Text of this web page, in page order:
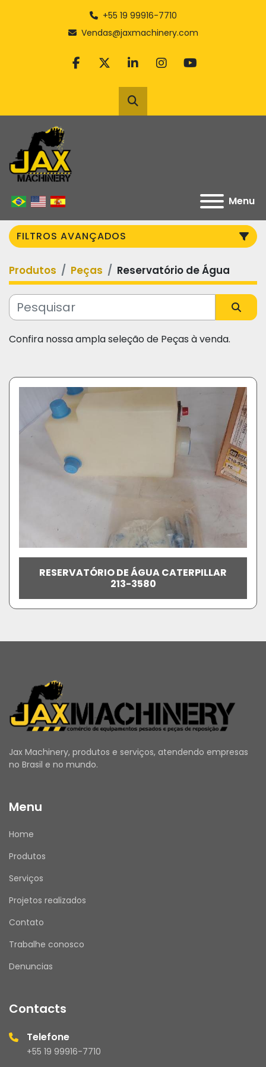
+55 19 99916-7710
Vendas@jaxmachinery.com
facebook
twitterlinkedininstagram
youtube
Pesquisar
Menu
FILTROS AVANÇADOS
Categoria
Fabricante
Produtos Peças Reservatório de Água
Confira nossa ampla seleção de Peças à venda.
RESERVATÓRIO DE ÁGUA CATERPILLAR
213-3580
Jax Machinery, produtos e serviços, atendendo empresas
no Brasil e no mundo.
Menu
Home
Produtos
Serviços
Projetos realizados
Contato
Trabalhe conosco
Denuncias
Contacts
Telefone
+55 19 99916-7710